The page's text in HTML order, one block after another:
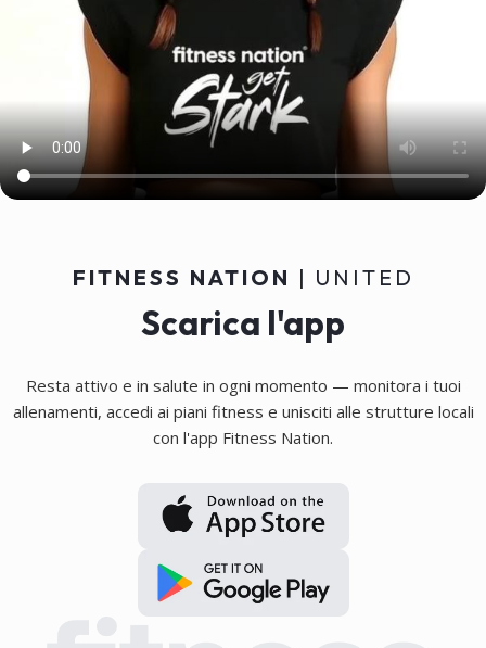
Coaching
Chat di coaching personale, 100%
individualizzata, con accesso ai
dati di allenamento per un
supporto ottimale.
FITNESS NATION | UNITED
Scarica l'app
Resta attivo e in salute in ogni momento — monitora i tuoi
allenamenti, accedi ai piani fitness e unisciti alle strutture locali
con l'app Fitness Nation.